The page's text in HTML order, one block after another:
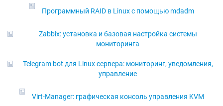
Программный RAID в Linux с помощью mdadm
Zabbix: установка и базовая настройка системы
мониторинга
Telegram bot для Linux сервера: мониторинг, уведомления,
управление
Virt-Manager: графическая консоль управления KVM